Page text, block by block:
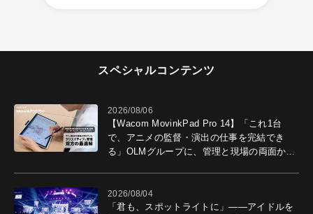
スペシャルコンテンツ
2026/08/06
【Wacom MovinkPad Pro 14】「これ1台
で、アニメの監督・演出の仕事を完結でき
る」OLMグループに、管理と現場の両面から
2026/08/04
「君も、スポットライトに」――アイドルを